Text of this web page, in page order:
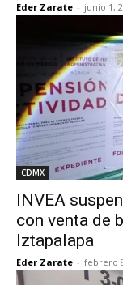
Eder Zarate - junio 1,
CDMX
INVEA
con venta de
Iztapalapa
Eder Zarate - febrero